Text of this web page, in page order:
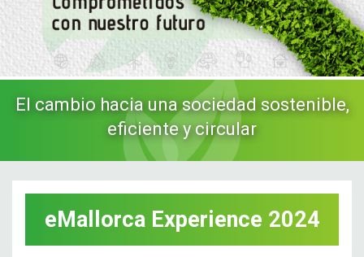
El cambio hacia una sociedad sostenible,
eficiente y circular
eMallorca Experience 2024